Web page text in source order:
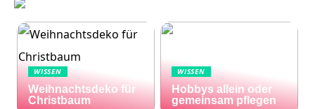
WISSEN
Weihnachtsdeko für
Christbaum
WISSEN
Hobbys allein oder
gemeinsam pflegen